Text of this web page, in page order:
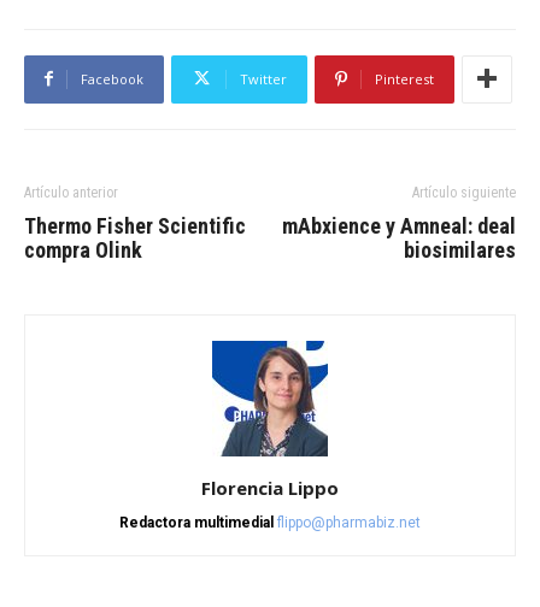
Facebook Twitter Pinterest
Artículo anterior
Thermo Fisher Scientific
compra Olink
Artículo siguiente
mAbxience y Amneal: deal
biosimilares
Florencia Lippo
Redactora multimedial flippo@pharmabiz.net